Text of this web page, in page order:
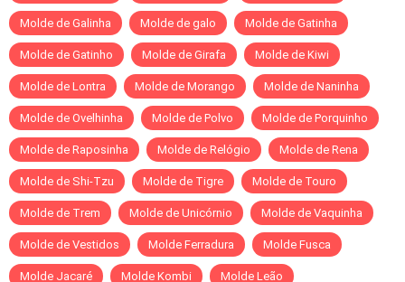
Molde de Galinha Molde de galo Molde de Gatinha
Molde de Gatinho Molde de Girafa Molde de Kiwi
Molde de Lontra Molde de Morango Molde de Naninha
Molde de Ovelhinha Molde de Polvo Molde de Porquinho
Molde de Raposinha Molde de Relógio Molde de Rena
Molde de Shi-Tzu Molde de Tigre Molde de Touro
Molde de Trem Molde de Unicórnio Molde de Vaquinha
Molde de Vestidos Molde Ferradura Molde Fusca
Molde Jacaré Molde Kombi Molde Leão